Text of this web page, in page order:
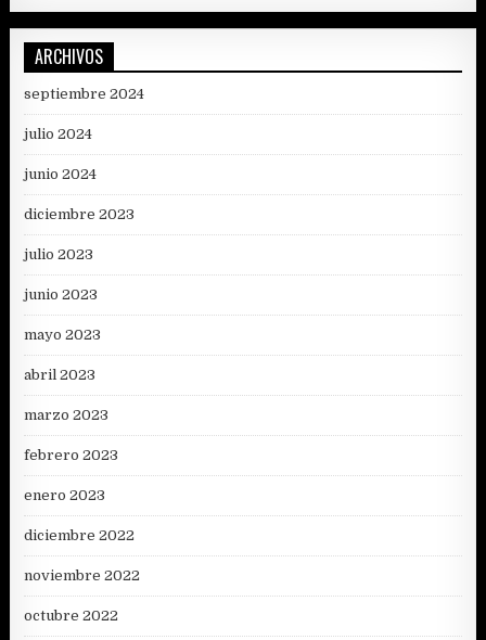
ARCHIVOS
septiembre 2024
julio 2024
junio 2024
diciembre 2023
julio 2023
junio 2023
mayo 2023
abril 2023
marzo 2023
febrero 2023
enero 2023
diciembre 2022
noviembre 2022
octubre 2022